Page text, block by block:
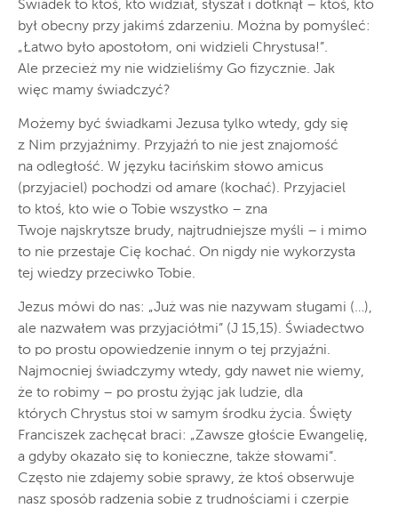
Świadek to ktoś, kto widział, słyszał i dotknął – ktoś, kto
był obecny przy jakimś zdarzeniu. Można by pomyśleć:
„Łatwo było apostołom, oni widzieli Chrystusa!”.
Ale przecież my nie widzieliśmy Go fizycznie. Jak
więc mamy świadczyć?
Możemy być świadkami Jezusa tylko wtedy, gdy się
z Nim przyjaźnimy. Przyjaźń to nie jest znajomość
na odległość. W języku łacińskim słowo amicus
(przyjaciel) pochodzi od amare (kochać). Przyjaciel
to ktoś, kto wie o Tobie wszystko – zna
Twoje najskrytsze brudy, najtrudniejsze myśli – i mimo
to nie przestaje Cię kochać. On nigdy nie wykorzysta
tej wiedzy przeciwko Tobie.
Jezus mówi do nas: „Już was nie nazywam sługami (…),
ale nazwałem was przyjaciółmi” (J 15,15). Świadectwo
to po prostu opowiedzenie innym o tej przyjaźni.
Najmocniej świadczymy wtedy, gdy nawet nie wiemy,
że to robimy – po prostu żyjąc jak ludzie, dla
których Chrystus stoi w samym środku życia. Święty
Franciszek zachęcał braci: „Zawsze głoście Ewangelię,
a gdyby okazało się to konieczne, także słowami”.
Często nie zdajemy sobie sprawy, że ktoś obserwuje
nasz sposób radzenia sobie z trudnościami i czerpie